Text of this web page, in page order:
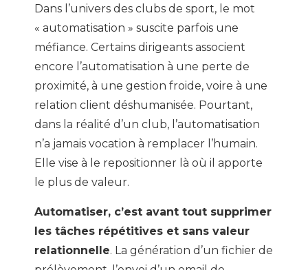
Dans l’univers des clubs de sport, le mot
« automatisation » suscite parfois une
méfiance. Certains dirigeants associent
encore l’automatisation à une perte de
proximité, à une gestion froide, voire à une
relation client déshumanisée. Pourtant,
dans la réalité d’un club, l’automatisation
n’a jamais vocation à remplacer l’humain.
Elle vise à le repositionner là où il apporte
le plus de valeur.
Automatiser, c’est avant tout supprimer
les tâches répétitives et sans valeur
relationnelle. La génération d’un fichier de